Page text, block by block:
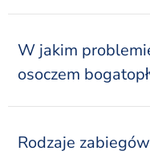
W jakim
osoczem
Rodzaje